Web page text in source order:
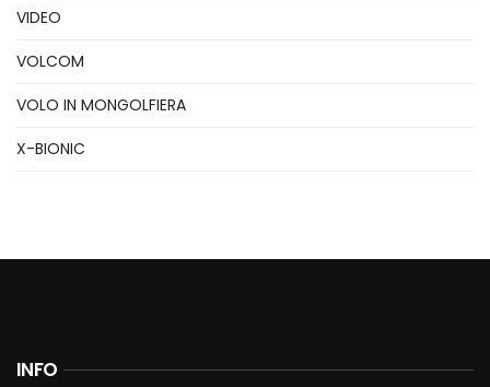
VIDEO
VOLCOM
VOLO IN MONGOLFIERA
X-BIONIC
INFO